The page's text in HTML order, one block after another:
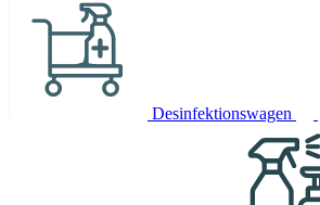
Desinfektionswagen